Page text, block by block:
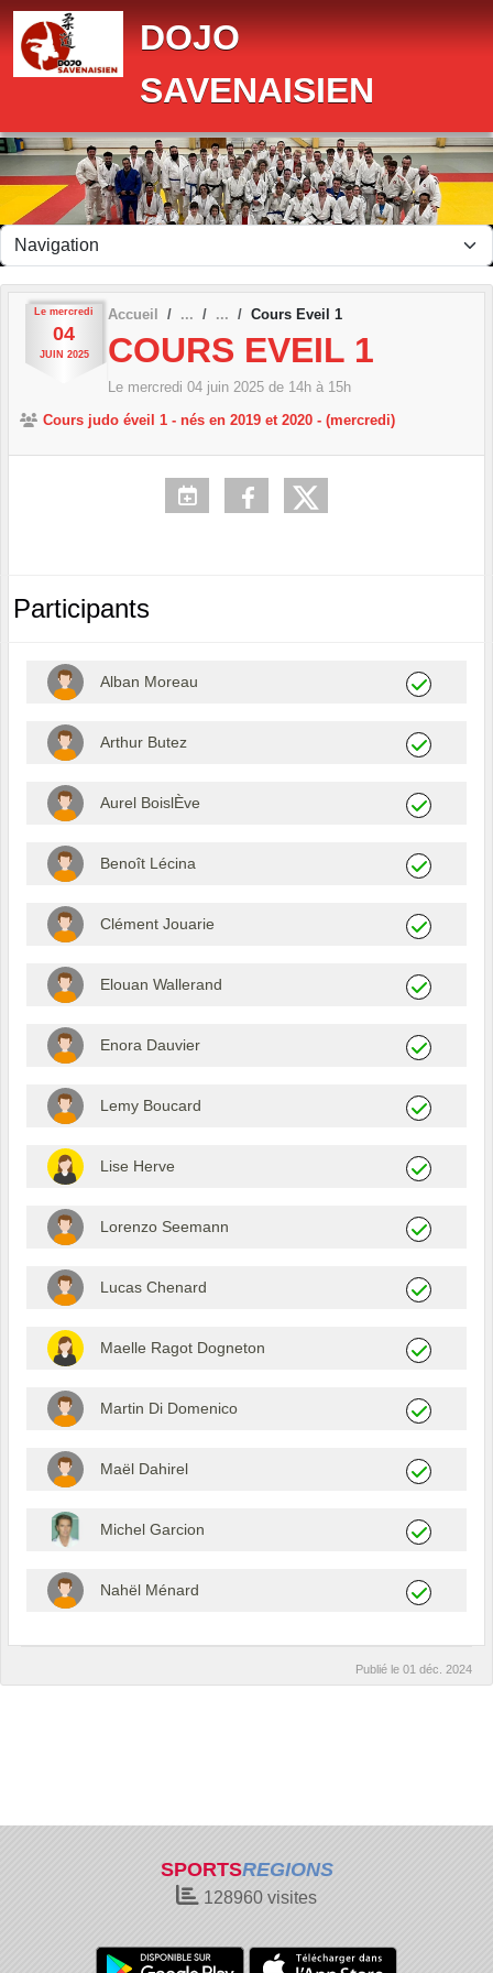
DOJO
SAVENAISIEN
Le mercredi
04
JUIN 2025
Accueil Cours Eveil 1
COURS EVEIL 1
Le mercredi 04 juin 2025 de 14h à 15h
Cours judo éveil 1 - nés en 2019 et 2020 - (mercredi)
Participants
Alban Moreau
Arthur Butez
Aurel BoislÈve
Benoît Lécina
Clément Jouarie
Elouan Wallerand
Enora Dauvier
Lemy Boucard
Lise Herve
Lorenzo Seemann
Lucas Chenard
Maelle Ragot Dogneton
Martin Di Domenico
Maël Dahirel
Michel Garcion
Nahël Ménard
Publié le 01 déc. 2024
SPORTSREGIONS
128960 visites
Panneau de gestion des cookies